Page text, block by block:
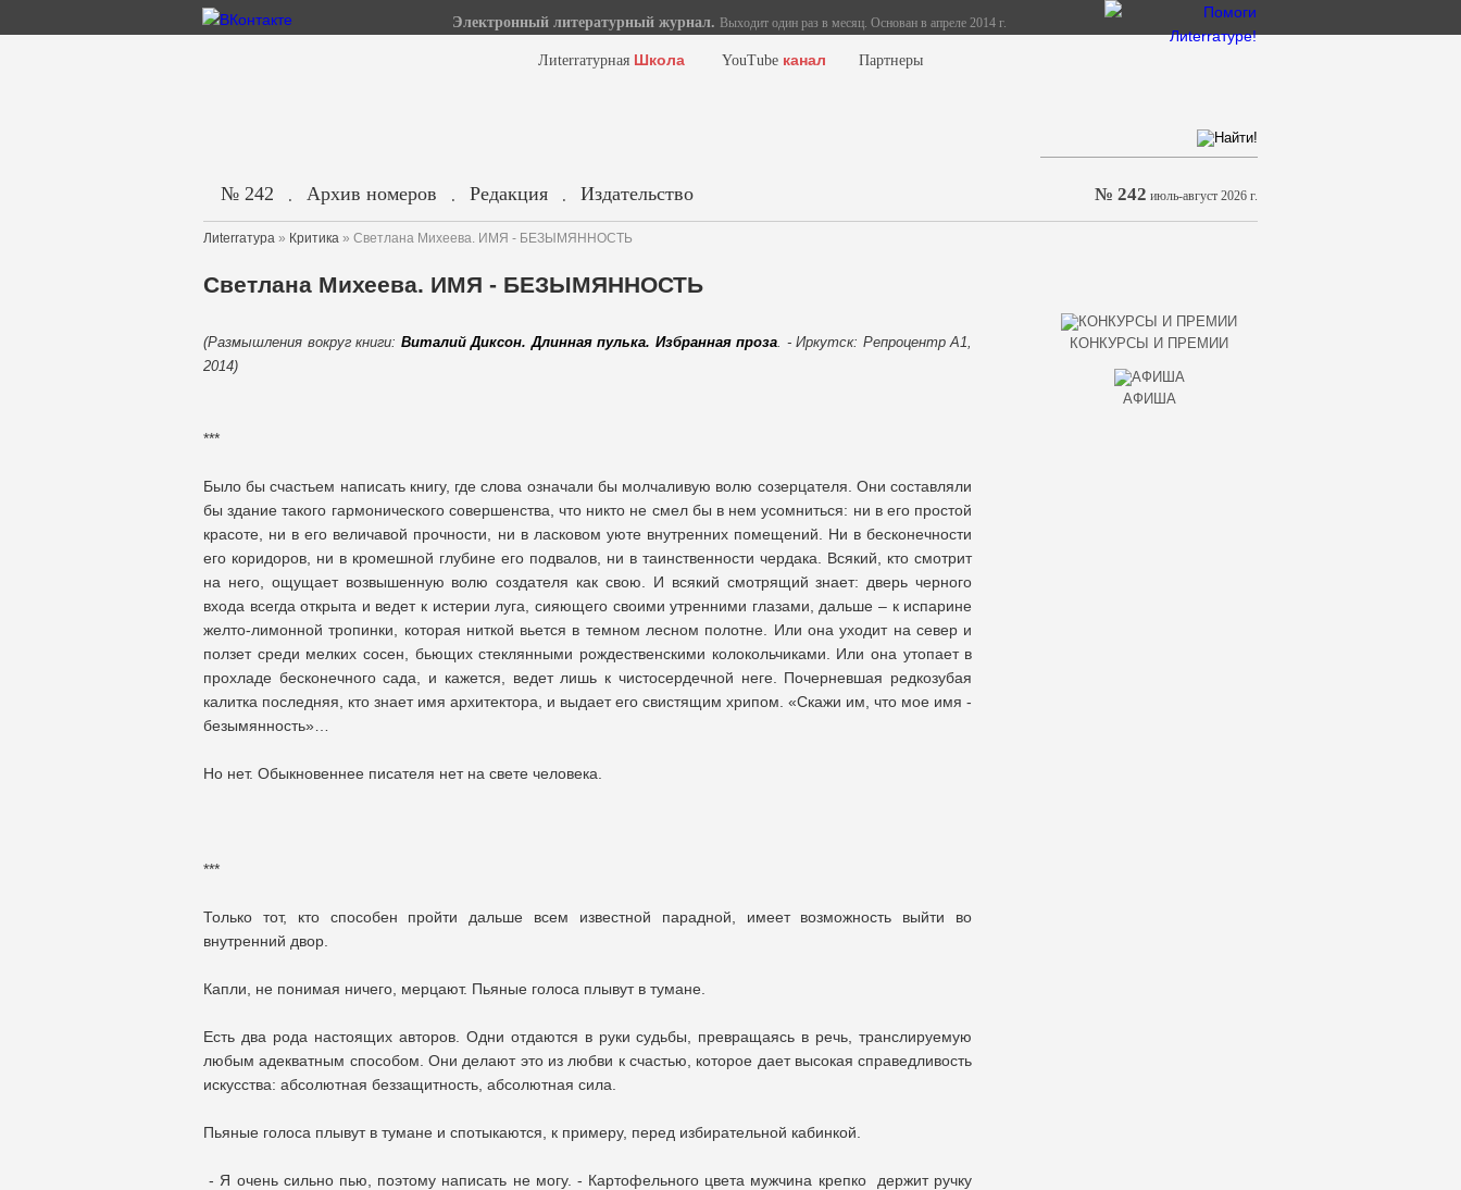
Электронный литературный журнал. Выходит один раз в месяц. Основан в апреле 2014 г.
Лиterraтурная Школа YouTube канал Партнеры
№ 242 . Архив номеров . Редакция . Издательство № 242 июль-август 2026 г.
Лиterraтура » Критика » Светлана Михеева. ИМЯ - БЕЗЫМЯННОСТЬ
Светлана Михеева. ИМЯ - БЕЗЫМЯННОСТЬ
(Размышления вокруг книги: Виталий Диксон. Длинная пулька. Избранная проза. - Иркутск: Репроцентр А1,
2014)
***
Было бы счастьем написать книгу, где слова означали бы молчаливую волю созерцателя. Они составляли
бы здание такого гармонического совершенства, что никто не смел бы в нем усомниться: ни в его простой
красоте, ни в его величавой прочности, ни в ласковом уюте внутренних помещений. Ни в бесконечности
его коридоров, ни в кромешной глубине его подвалов, ни в таинственности чердака. Всякий, кто смотрит
на него, ощущает возвышенную волю создателя как свою. И всякий смотрящий знает: дверь черного
входа всегда открыта и ведет к истерии луга, сияющего своими утренними глазами, дальше – к испарине
желто-лимонной тропинки, которая ниткой вьется в темном лесном полотне. Или она уходит на север и
ползет среди мелких сосен, бьющих стеклянными рождественскими колокольчиками. Или она утопает в
прохладе бесконечного сада, и кажется, ведет лишь к чистосердечной неге. Почерневшая редкозубая
калитка последняя, кто знает имя архитектора, и выдает его свистящим хрипом. «Скажи им, что мое имя -
безымянность»…
Но нет. Обыкновеннее писателя нет на свете человека.
***
Только тот, кто способен пройти дальше всем известной парадной, имеет возможность выйти во
внутренний двор.
Капли, не понимая ничего, мерцают. Пьяные голоса плывут в тумане.
Есть два рода настоящих авторов. Одни отдаются в руки судьбы, превращаясь в речь, транслируемую
любым адекватным способом. Они делают это из любви к счастью, которое дает высокая справедливость
искусства: абсолютная беззащитность, абсолютная сила.
Пьяные голоса плывут в тумане и спотыкаются, к примеру, перед избирательной кабинкой.
- Я очень сильно пью, поэтому написать не могу. - Картофельного цвета мужчина крепко держит ручку
КОНКУРСЫ И ПРЕМИИ
АФИША